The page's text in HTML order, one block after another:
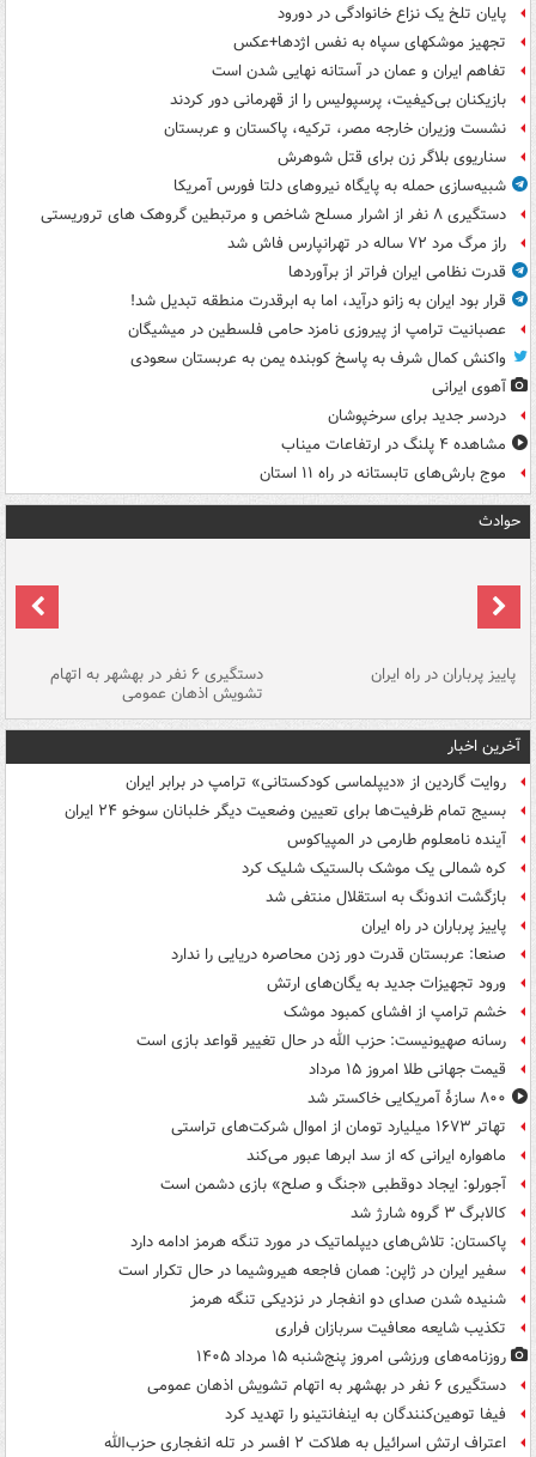
پایان تلخ یک نزاع خانوادگی در دورود
تجهیز موشکهای سپاه به نفس اژدها+عکس
تفاهم ایران و عمان در آستانه نهایی شدن است
بازیکنان بی‌کیفیت، پرسپولیس را از قهرمانی دور کردند
نشست وزیران خارجه مصر، ترکیه، پاکستان و عربستان
سناریوی بلاگر زن برای قتل شوهرش
شبیه‌سازی حمله به پایگاه نیروهای دلتا فورس آمریکا
دستگیری ۸ نفر از اشرار مسلح شاخص و مرتبطین گروهک های تروریستی
راز مرگ مرد ۷۲ ساله در تهرانپارس فاش شد
قدرت نظامی ایران فراتر از برآوردها
قرار بود ایران به زانو درآید، اما به ابرقدرت منطقه تبدیل شد!
عصبانیت ترامپ از پیروزی نامزد حامی فلسطین در میشیگان
واکنش کمال شرف به پاسخ کوبنده یمن به عربستان سعودی
آهوی ایرانی
دردسر جدید برای سرخپوشان
مشاهده ۴ پلنگ در ارتفاعات میناب
موج بارش‌های تابستانه در راه ۱۱ استان
حوادث
پاییز پرباران در راه ایران دستگیری ۶ نفر در بهشهر به اتهام
تشویش اذهان عمومی
آخرین اخبار
روایت گاردین از «دیپلماسی کودکستانی» ترامپ در برابر ایران
بسیج تمام ظرفیت‌ها برای تعیین وضعیت دیگر خلبانان سوخو ۲۴ ایران
آینده نامعلوم طارمی در المپیاکوس
کره شمالی یک موشک بالستیک شلیک کرد
بازگشت اندونگ به استقلال منتفی شد
پاییز پرباران در راه ایران
صنعا: عربستان قدرت دور زدن محاصره دریایی را ندارد
ورود تجهیزات جدید به یگان‌های ارتش
خشم ترامپ از افشای کمبود موشک
رسانه صهیونیست: حزب الله در حال تغییر قواعد بازی است
قیمت جهانی طلا امروز ۱۵ مرداد
۸۰۰ سازۀ آمریکایی خاکستر شد
تهاتر ۱۶۷۳ میلیارد تومان از اموال شرکت‌های تراستی
ماهواره ایرانی که از سد ابرها عبور می‌کند
آجورلو: ایجاد دوقطبی «جنگ و صلح‌» بازی دشمن است
کالابرگ ۳ گروه شارژ شد
پاکستان: تلاش‌های دیپلماتیک در مورد تنگه هرمز ادامه دارد
سفیر ایران در ژاپن: همان فاجعه هیروشیما در حال تکرار است
شنیده شدن صدای دو انفجار در نزدیکی تنگه هرمز
تکذیب شایعه معافیت سربازان فراری
روزنامه‌های ورزشی امروز پنج‌شنبه ۱۵ مرداد ۱۴۰۵
دستگیری ۶ نفر در بهشهر به اتهام تشویش اذهان عمومی
فیفا توهین‌کنندگان به اینفانتینو را تهدید کرد
اعتراف ارتش اسرائیل به هلاکت ۲ افسر در تله انفجاری حزب‌الله